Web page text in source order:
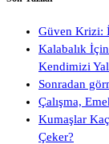
Güven Krizi:
Kalabalık
Kendimizi
Sonradan
Çalışma,
Kumaşlar
Çeker?